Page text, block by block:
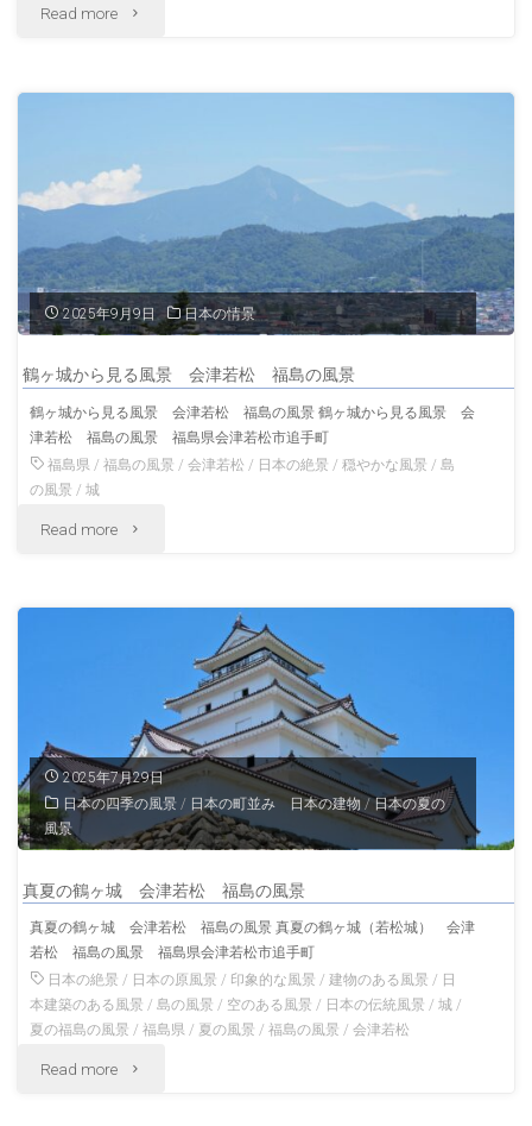
福
の
景"
Read more "鶴
津
松
島
の
景"
2025年9月9日 日本の情景
鶴ヶ城から見る風景 会津若松 福島の風景
鶴ヶ城から見る風景 会津若松 福島の風景 鶴ヶ城から見る風景 会
津若松 福島の風景 福島県会津若松市追手町
福島県 /福島の風景 /会津若松 / 日本の絶景 /穏やかな風景 /島
の風景 /城
Read more "鶴
見
る
景
会
津
2025年7月29日
日本の四季の風景 / 日本の町並み 日本の建物 / 日本の夏の
風景
真夏の鶴ヶ城 会津若松 福島の風景
真夏の鶴ヶ城 会津若松 福島の風景 真夏の鶴ヶ城（若松城） 会津
若松 福島の風景 福島県会津若松市追手町
日本の絶景 / 日本の原風景 / 印象的な風景 /建物のある風景 / 日
本建築のある風景 /島の風景 / 空のある風景 / 日本の伝統風景 /城 /
夏の福島の風景 /福島県 / 夏の風景 /福島の風景 /会津若松
Read more "真